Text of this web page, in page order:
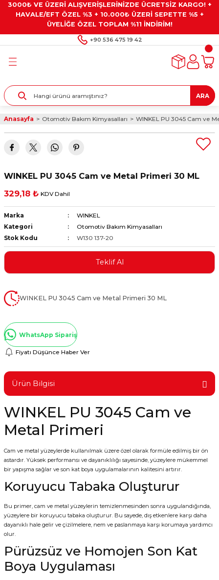
3000₺ VE ÜZERİ ALIŞVERİŞLERİNİZDE ÜCRETSİZ KARGO! +
HAVALE/EFT ÖZEL %3 + 10.000₺ ÜZERİ SEPETTE %5 +
ÜYELİĞE ÖZEL TOPLAM %11 İNDİRİM!
+90 536 475 19 42
Geri Dön
Kaplamalar
Geri Dön
Geri Dön
Gresler
Geri Dön
Alet Setleri
ve Multimetreler
ve Penseler
Aletleri
Geri Dön
Taşları ve
ARA
Anasayfa Otomotiv Bakım Kimyasalları WINKEL PU 3045 Cam ve
WINKEL PU 3045 Cam ve Metal Primeri 30 ML
329,18 ₺ KDV Dahil
Marka
WINKEL
Kategori
Otomotiv Bakım Kimyasalları
Stok Kodu
W130 137-20
Teklif Al
WINKEL PU 3045 Cam ve Metal Primeri 30 ML
WhatsApp Sipariş
Fiyatı Düşünce Haber Ver
Ürün Bilgisi
WINKEL PU 3045 Cam ve
Metal Primeri
Cam ve metal yüzeylerde kullanılmak üzere özel olarak formüle edilmiş bir ön
astardır. Yüksek performansı ve dayanıklılığı sayesinde, yüzeylere mükemmel
bir yapışma sağlar ve son kat boya uygulamalarının kalitesini artırır.
Koruyucu Tabaka Oluşturur
Bu primer, cam ve metal yüzeylerin temizlenmesinden sonra uygulandığında,
yüzeylere bir koruyucu tabaka oluşturur. Bu sayede, dış etkenlere karşı daha
dayanıklı hale gelir ve çizilmelere, nem ve paslanmaya karşı korumaya yardımcı
olur.
Pürüzsüz ve Homojen Son Kat
Boya Uygulaması